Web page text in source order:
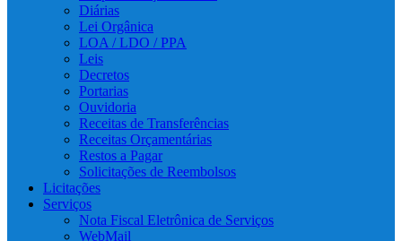
Diárias
Lei Orgânica
LOA / LDO / PPA
Leis
Decretos
Portarias
Ouvidoria
Receitas de Transferências
Receitas Orçamentárias
Restos a Pagar
Solicitações de Reembolsos
Licitações
Serviços
Nota Fiscal Eletrônica de Serviços
WebMail